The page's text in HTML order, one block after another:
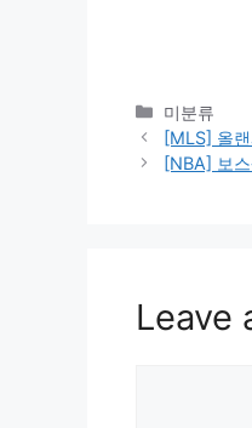
Categories
미분류
[MLS] 올
[NBA] 보
Leave